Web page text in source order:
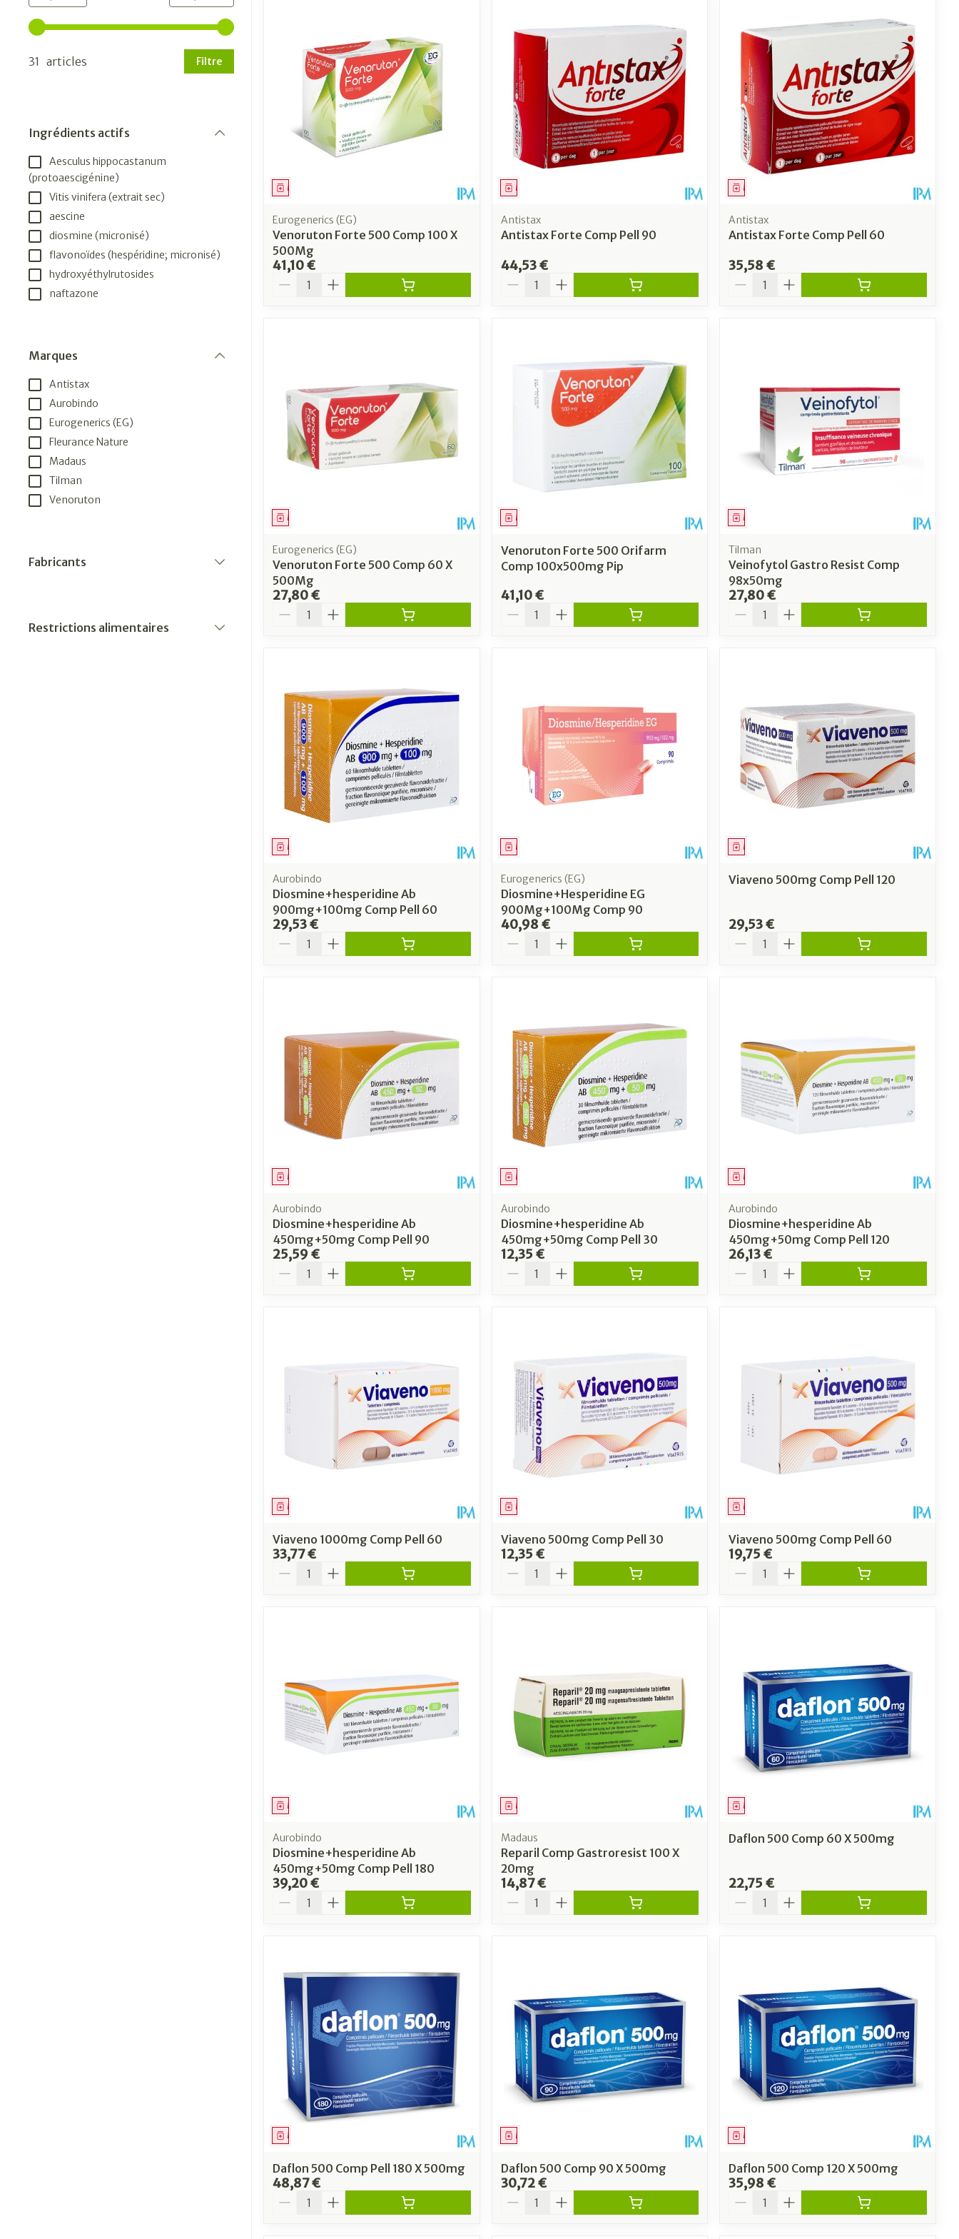
Utilisez les touches fléchées gauche et droite pour ajuster les valeurs minimales et maximales du prix.
31 articles Filtre
Ingrédients actifs
Aesculus hippocastanum
(protoaescigénine)
Vitis vinifera (extrait sec)
aescine
diosmine (micronisé)
flavonoïdes (hespéridine; micronisé)
hydroxyéthylrutosides
naftazone
Marques
Antistax
Aurobindo
Eurogenerics (EG)
Fleurance Nature
Madaus
Tilman
Venoruton
Fabricants
Restrictions alimentaires
Médicament
Eurogenerics (EG)
Venoruton Forte 500 Comp 100 X
500Mg
41,10 €
Quantité
Médicament
Antistax
Antistax Forte Comp Pell 90
44,53 €
Quantité
Médicament
Antistax
Antistax Forte Comp Pell 60
35,58 €
Quantité
Médicament
Eurogenerics (EG)
Venoruton Forte 500 Comp 60 X
500Mg
27,80 €
Quantité
Médicament
Venoruton Forte 500 Orifarm
Comp 100x500mg Pip
41,10 €
Quantité
Médicament
Tilman
Veinofytol Gastro Resist Comp
98x50mg
27,80 €
Quantité
Médicament
Aurobindo
Diosmine+hesperidine Ab
900mg+100mg Comp Pell 60
29,53 €
Quantité
Médicament
Eurogenerics (EG)
Diosmine+Hesperidine EG
900Mg+100Mg Comp 90
40,98 €
Quantité
Médicament
Viaveno 500mg Comp Pell 120
29,53 €
Quantité
Médicament
Aurobindo
Diosmine+hesperidine Ab
450mg+50mg Comp Pell 90
25,59 €
Quantité
Médicament
Aurobindo
Diosmine+hesperidine Ab
450mg+50mg Comp Pell 30
12,35 €
Quantité
Médicament
Aurobindo
Diosmine+hesperidine Ab
450mg+50mg Comp Pell 120
26,13 €
Quantité
Médicament
Viaveno 1000mg Comp Pell 60
33,77 €
Quantité
Médicament
Viaveno 500mg Comp Pell 30
12,35 €
Quantité
Médicament
Viaveno 500mg Comp Pell 60
19,75 €
Quantité
Médicament
Aurobindo
Diosmine+hesperidine Ab
450mg+50mg Comp Pell 180
39,20 €
Quantité
Médicament
Madaus
Reparil Comp Gastroresist 100 X
20mg
14,87 €
Quantité
Médicament
Daflon 500 Comp 60 X 500mg
22,75 €
Quantité
Médicament
Daflon 500 Comp Pell 180 X 500mg
48,87 €
Quantité
Médicament
Daflon 500 Comp 90 X 500mg
30,72 €
Quantité
Médicament
Daflon 500 Comp 120 X 500mg
35,98 €
Quantité